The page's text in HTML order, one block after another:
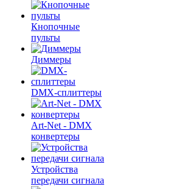
Кнопочные
пульты
Диммеры
DMX-сплиттеры
Art-Net - DMX
конвертеры
Устройства
передачи сигнала